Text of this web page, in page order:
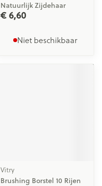
Natuurlijk Zijdehaar
€ 6,60
Niet beschikbaar
Vitry
Brushing Borstel 10 Rijen